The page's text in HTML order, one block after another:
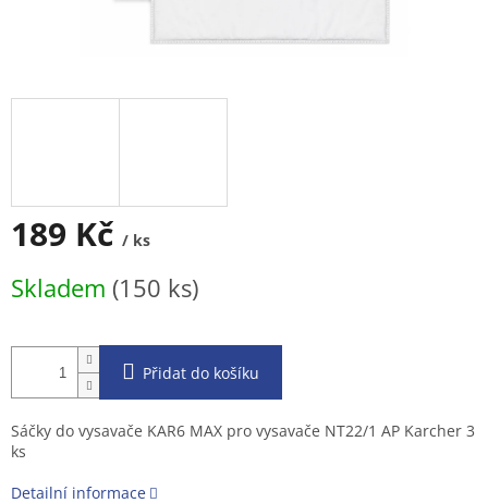
189 Kč / ks
cena:
Skladem (150 ks)
Přidat do košíku
Sáčky do vysavače KAR6 MAX pro vysavače NT22/1 AP Karcher 3
ks
Detailní informace